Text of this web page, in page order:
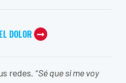
DOLOR
redes. “Sé que si me voy